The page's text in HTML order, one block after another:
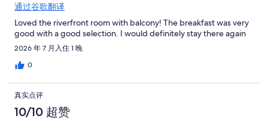
通过谷歌翻译
Loved the riverfront room with balcony! The breakfast was very
good with a good selection. I would definitely stay there again
2026 年 7 月入住 1 晚
0
真实点评
10/10 超赞